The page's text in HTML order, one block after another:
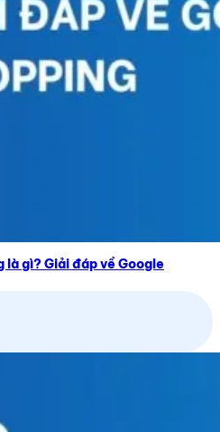
là gì? Giải đáp về Google